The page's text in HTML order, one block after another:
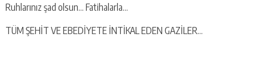
Ruhlarınız şad olsun… Fatihalarla…
TÜM ŞEHİT VE EBEDİYETE İNTİKAL EDEN GAZİLER…